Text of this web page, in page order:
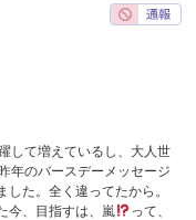
して増えているし、大人世
年のバースデーメッセージ
た。全く違ってたから。
今、目指すは、嵐
って、